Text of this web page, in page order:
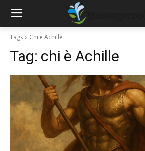
Tags Chi è Achille
Tag: chi è Achille